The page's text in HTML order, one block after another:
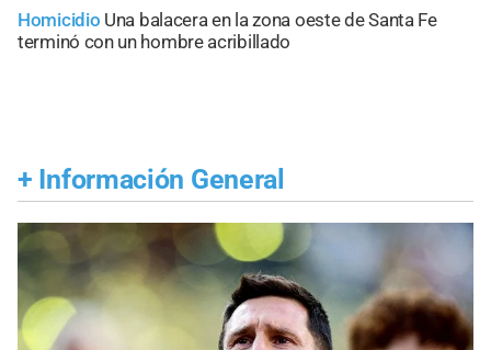
Homicidio Una balacera en la zona oeste de Santa Fe
terminó con un hombre acribillado
+ Información General